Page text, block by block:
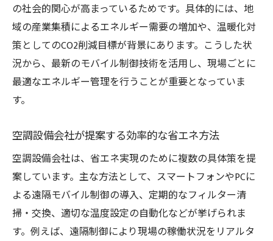
の社会的関心が高まっているためです。具体的には、地
域の産業集積によるエネルギー需要の増加や、温暖化対
策としてのCO2削減目標が背景にあります。こうした状
況から、最新のモバイル制御技術を活用し、現場ごとに
最適なエネルギー管理を行うことが重要となっていま
す。
空調設備会社が提案する効率的な省エネ方法
空調設備会社は、省エネ実現のために複数の具体策を提
案しています。主な方法として、スマートフォンやPCに
よる遠隔モバイル制御の導入、定期的なフィルター清
掃・交換、適切な温度設定の自動化などが挙げられま
す。例えば、遠隔制御により現場の稼働状況をリアルタ